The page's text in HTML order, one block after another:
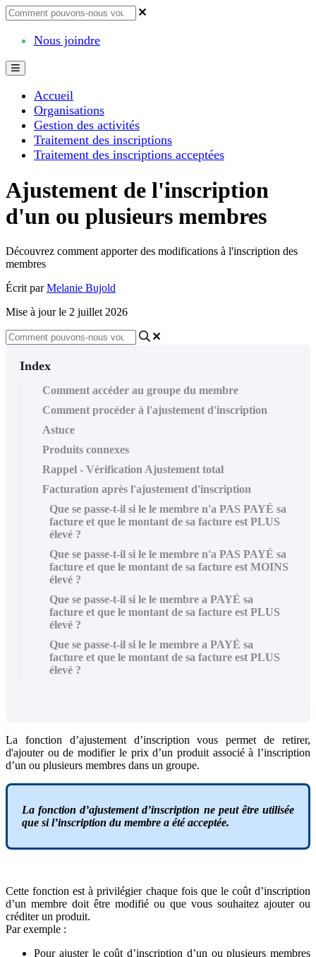
Nous joindre
Accueil
Organisations
Gestion des activités
Traitement des inscriptions
Traitement des inscriptions acceptées
Ajustement de l'inscription
d'un ou plusieurs membres
Découvrez comment apporter des modifications à l'inscription des
membres
Écrit parMelanie Bujold
Mise à jour le 2 juillet 2026
Index
Comment accéder au groupe du membre
Comment procéder à l'ajustement d'inscription
Astuce
Produits connexes
Rappel - Vérification Ajustement total
Facturation après l'ajustement d'inscription
Que se passe-t-il si le le membre n'a PAS PAYÉ sa
facture et que le montant de sa facture est PLUS
élevé ?
Que se passe-t-il si le le membre n'a PAS PAYÉ sa
facture et que le montant de sa facture est MOINS
élevé ?
Que se passe-t-il si le le membre a PAYÉ sa
facture et que le montant de sa facture est PLUS
élevé ?
Que se passe-t-il si le le membre a PAYÉ sa
facture et que le montant de sa facture est PLUS
élevé ?
La fonction d’ajustement d’inscription vous permet de retirer,
d'ajouter ou de modifier le prix d’un produit associé à l’inscription
d’un ou plusieurs membres dans un groupe.
La fonction d’ajustement d’inscription ne peut être utilisée
que si l’inscription du membre a été acceptée.
Cette fonction est à privilégier chaque fois que le coût d’inscription
d’un membre doit être modifié ou que vous souhaitez ajouter ou
créditer un produit.
Par exemple :
Pour ajuster le coût d’inscription d’un ou plusieurs membres